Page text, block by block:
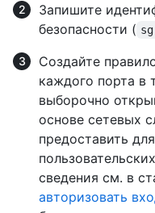
Запишите
безопасности (
Создайте
каждого порта в
выборочно
основе сетевых
предоставить
сведения см. в
авторизовать